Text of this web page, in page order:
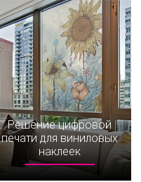
Решение цифровой
печати для виниловых
наклеек